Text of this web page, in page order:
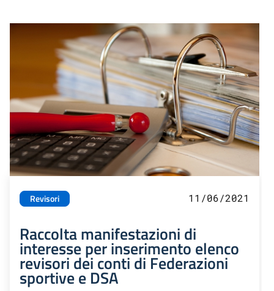
Revisori 11/06/2021
Raccolta manifestazioni di
interesse per inserimento elenco
revisori dei conti di Federazioni
sportive e DSA